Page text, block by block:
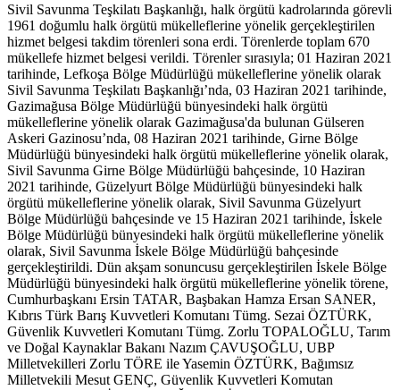
Sivil Savunma Teşkilatı Başkanlığı, halk örgütü kadrolarında görevli
1961 doğumlu halk örgütü mükelleflerine yönelik gerçekleştirilen
hizmet belgesi takdim törenleri sona erdi. Törenlerde toplam 670
mükellefe hizmet belgesi verildi. Törenler sırasıyla; 01 Haziran 2021
tarihinde, Lefkoşa Bölge Müdürlüğü mükelleflerine yönelik olarak
Sivil Savunma Teşkilatı Başkanlığı’nda, 03 Haziran 2021 tarihinde,
Gazimağusa Bölge Müdürlüğü bünyesindeki halk örgütü
mükelleflerine yönelik olarak Gazimağusa'da bulunan Gülseren
Askeri Gazinosu’nda, 08 Haziran 2021 tarihinde, Girne Bölge
Müdürlüğü bünyesindeki halk örgütü mükelleflerine yönelik olarak,
Sivil Savunma Girne Bölge Müdürlüğü bahçesinde, 10 Haziran
2021 tarihinde, Güzelyurt Bölge Müdürlüğü bünyesindeki halk
örgütü mükelleflerine yönelik olarak, Sivil Savunma Güzelyurt
Bölge Müdürlüğü bahçesinde ve 15 Haziran 2021 tarihinde, İskele
Bölge Müdürlüğü bünyesindeki halk örgütü mükelleflerine yönelik
olarak, Sivil Savunma İskele Bölge Müdürlüğü bahçesinde
gerçekleştirildi. Dün akşam sonuncusu gerçekleştirilen İskele Bölge
Müdürlüğü bünyesindeki halk örgütü mükelleflerine yönelik törene,
Cumhurbaşkanı Ersin TATAR, Başbakan Hamza Ersan SANER,
Kıbrıs Türk Barış Kuvvetleri Komutanı Tümg. Sezai ÖZTÜRK,
Güvenlik Kuvvetleri Komutanı Tümg. Zorlu TOPALOĞLU, Tarım
ve Doğal Kaynaklar Bakanı Nazım ÇAVUŞOĞLU, UBP
Milletvekilleri Zorlu TÖRE ile Yasemin ÖZTÜRK, Bağımsız
Milletvekili Mesut GENÇ, Güvenlik Kuvvetleri Komutan